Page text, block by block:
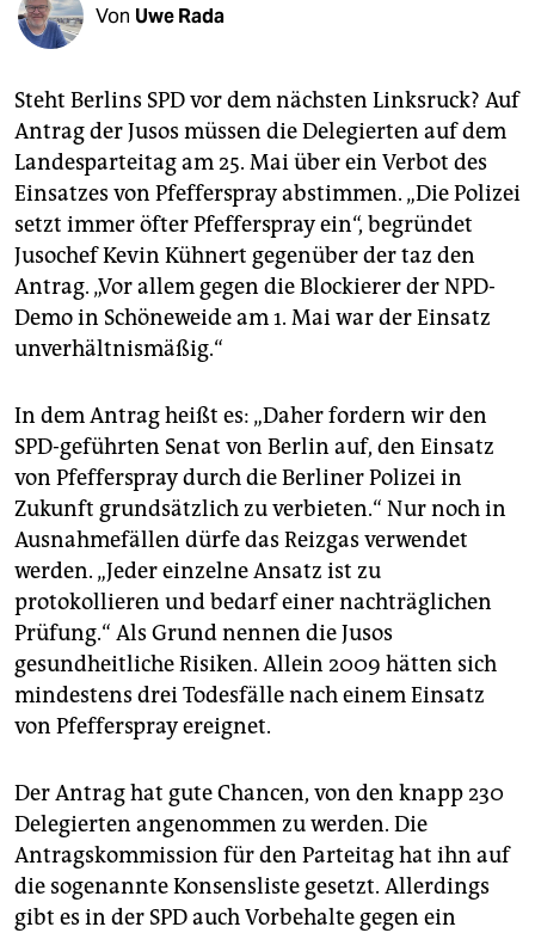
genossenschaft
Von Uwe Rada
Steht Berlins SPD vor dem nächsten Linksruck? Auf
Antrag der Jusos müssen die Delegierten auf dem
Landesparteitag am 25. Mai über ein Verbot des
Einsatzes von Pfefferspray abstimmen. „Die Polizei
setzt immer öfter Pfefferspray ein“, begründet
Jusochef Kevin Kühnert gegenüber der taz den
Antrag. „Vor allem gegen die Blockierer der NPD-
Demo in Schöneweide am 1. Mai war der Einsatz
unverhältnismäßig.“
In dem Antrag heißt es: „Daher fordern wir den
SPD-geführten Senat von Berlin auf, den Einsatz
von Pfefferspray durch die Berliner Polizei in
Zukunft grundsätzlich zu verbieten.“ Nur noch in
Ausnahmefällen dürfe das Reizgas verwendet
werden. „Jeder einzelne Ansatz ist zu
protokollieren und bedarf einer nachträglichen
Prüfung.“ Als Grund nennen die Jusos
gesundheitliche Risiken. Allein 2009 hätten sich
mindestens drei Todesfälle nach einem Einsatz
von Pfefferspray ereignet.
Der Antrag hat gute Chancen, von den knapp 230
Delegierten angenommen zu werden. Die
Antragskommission für den Parteitag hat ihn auf
die sogenannte Konsensliste gesetzt. Allerdings
gibt es in der SPD auch Vorbehalte gegen ein